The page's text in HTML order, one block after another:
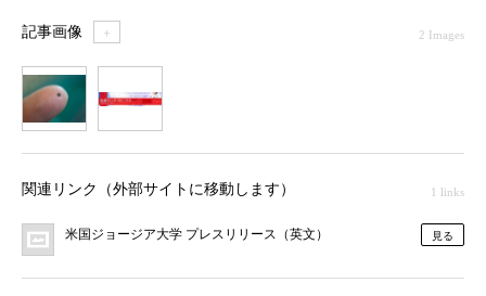
記事画像 ＋ 2 Images
関連リンク（外部サイトに移動します） 1 links
米国ジョージア大学 プレスリリース（英文） 見る